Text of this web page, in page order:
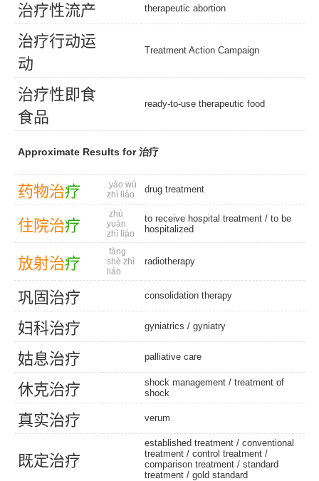
治疗性流产 therapeutic abortion
治疗行动运
动
Treatment Action Campaign
治疗性即食
食品
ready-to-use therapeutic food
Approximate Results for 治疗
药物治疗
yào wù
zhì liáo
drug treatment
住院治疗
zhù
yuàn
zhì liáo
to receive hospital treatment / to be
hospitalized
放射治疗
fàng
shè zhì
liáo
radiotherapy
巩固治疗 consolidation therapy
妇科治疗 gyniatrics / gyniatry
姑息治疗 palliative care
休克治疗 shock management / treatment of
shock
真实治疗 verum
既定治疗
established treatment / conventional
treatment / control treatment /
comparison treatment / standard
treatment / gold standard